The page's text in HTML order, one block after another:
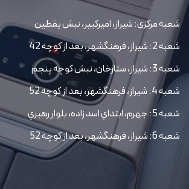
شعبه مرکزی: شیراز، امیرکبیر، نبش یقطین
شعبه 2: شیراز، فرهنگشهر، بعد از کوچه 42
شعبه 3: شیراز، ستارخان، نبش کوچه پنجم
شعبه 4: شیراز، فرهنگشهر، بعد از کوچه 52
شعبه 5: جهرم، ابتداي اسد زاده، بلوار رهبري
شعبه 6: شیراز، فرهنگشهر، بعد از کوچه 52